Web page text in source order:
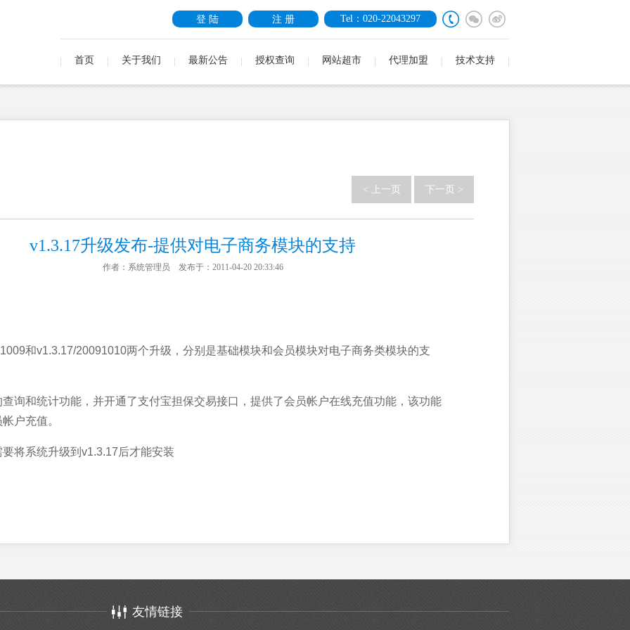
Tel：020-22043297
注 册
登 陆
首页 关于我们 最新公告 授权查询 网站超市 代理加盟 技术支持
下一页 >
< 上一页
v1.3.17升级发布-提供对电子商务模块的支持
作者：系统管理员 发布于：2011-04-20 20:33:46
和v1.3.17/20091010两个升级，分别是基础模块和会员模块对电子商务类模块的支
询和统计功能，并开通了支付宝担保交易接口，提供了会员帐户在线充值功能，该功能
户充值。
将系统升级到v1.3.17后才能安装
友情链接